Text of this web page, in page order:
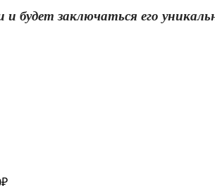
и будет заключаться его